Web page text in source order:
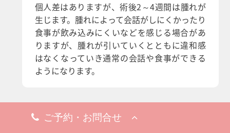
個人差はありますが、術後2～4週間は腫れが
生じます。腫れによって会話がしにくかったり
食事が飲み込みにくいなどを感じる場合があ
りますが、腫れが引いていくとともに違和感
はなくなっていき通常の会話や食事ができる
ようになります。
傷跡は残りますか？